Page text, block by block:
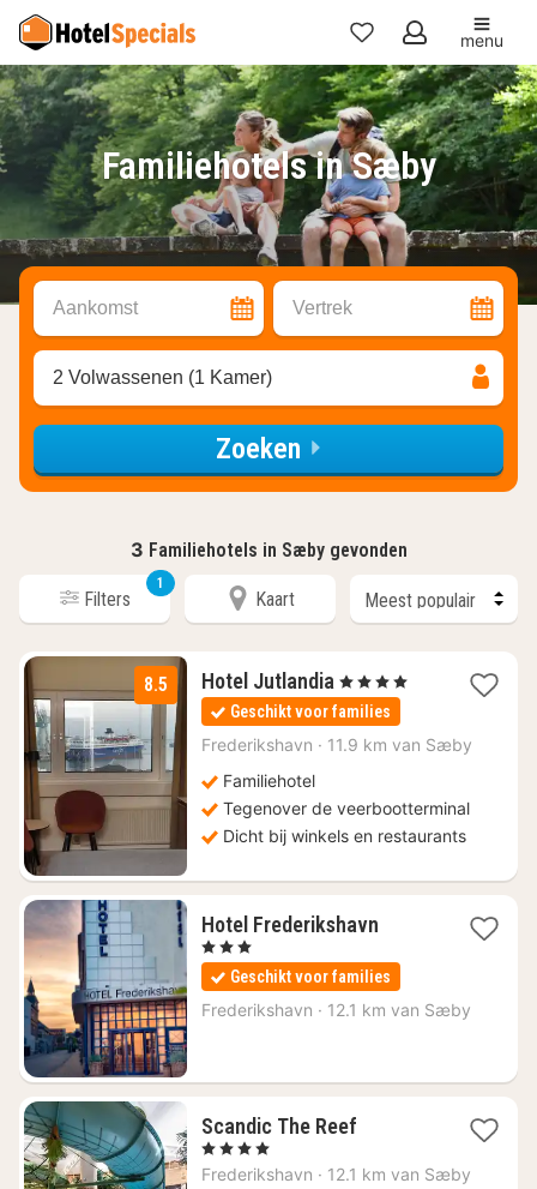
Mijn
favorieten
menu
Familiehotels in Sæby
Aankomst Vertrek
2 Volwassenen (1 Kamer)
Zoeken
3 Familiehotels in Sæby gevonden
Filters
1
Kaart
8.5 Hotel Jutlandia 3
nachten
vanaf
€
, 4 Sterren
Geschikt voor families
Frederikshavn · 11.9 km van Sæby
Familiehotel
Tegenover de veerbootterminal
Dicht bij winkels en restaurants
Hotel Frederikshavn1
vanaf
€
133,11
, 3 Sterren
Geschikt voor families
Frederikshavn · 12.1 km van Sæby
Scandic The Reef1
vanaf
, 4 Sterren
Frederikshavn · 12.1 km van Sæby